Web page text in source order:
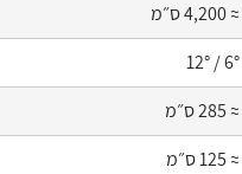
≈ 4,200 ס״מ
6° / 12°
≈ 285 ס״מ
≈ 125 ס״מ